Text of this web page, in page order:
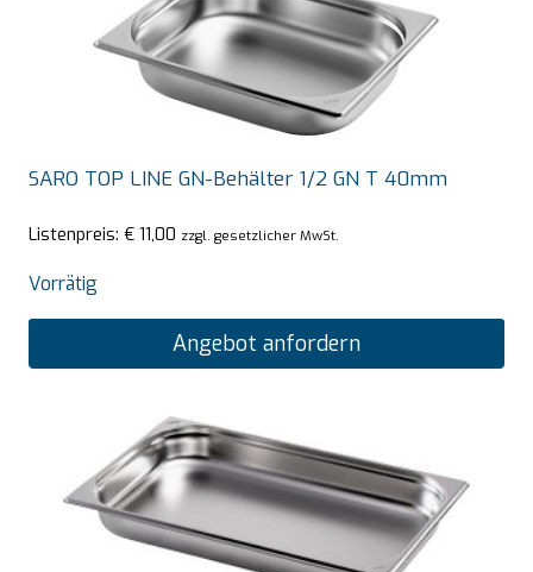
SARO TOP LINE GN-Behälter 1/2 GN T 40mm
Listenpreis: € 11,00 zzgl. gesetzlicher MwSt.
Vorrätig
Angebot anfordern